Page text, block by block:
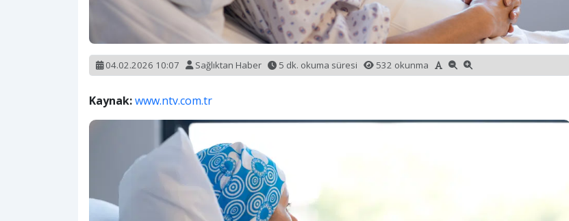
04.02.2026 10:07 Sağlıktan Haber 5 dk. okuma süresi 532 okunma
Kaynak:www.ntv.com.tr